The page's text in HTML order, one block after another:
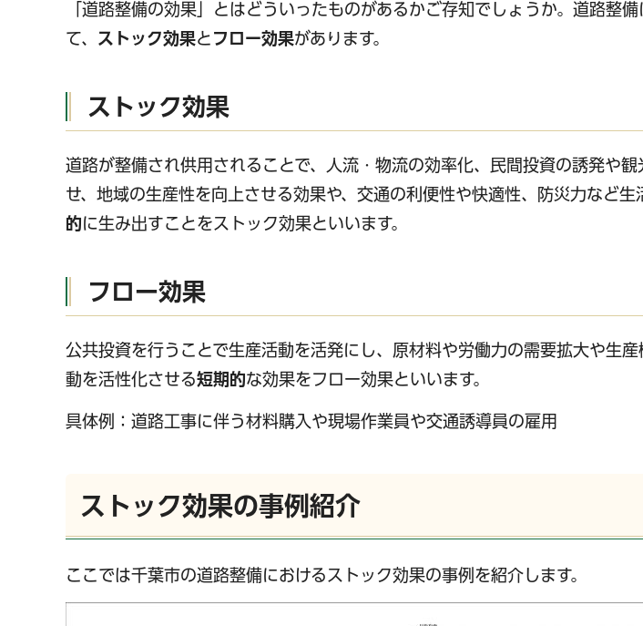
「道路整備の効果」とはどういったものがあるかご存知でしょうか。道路整
て、
ストック効果と フロー効果があります。
ストック効果
道路が整備され供用されることで、人流・物流の効率化、民間投資の誘発や
せ、地域の生産性を向上させる効果や、交通の利便性や快適性、防災力など生
的に生み出すことをストック効果といいます。
フロー効果
公共投資を行うことで生産活動を活発にし、原材料や労働力の需要拡大や生
動を活性化させる短期的な効果をフロー効果といいます。
具体例：道路工事に伴う材料購入や現場作業員や交通誘導員の雇用
ストック効果の事例紹介
ここでは千葉市の道路整備におけるストック効果の事例を紹介します。